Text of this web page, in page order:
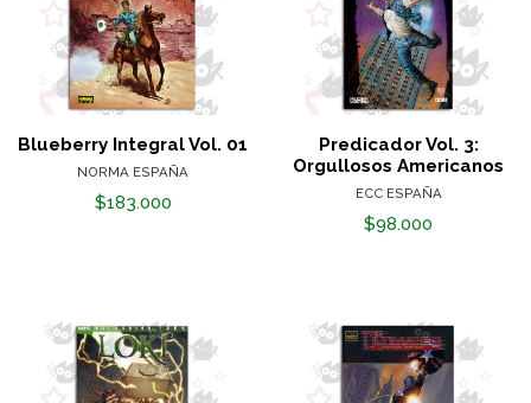
Blueberry Integral Vol. 01
NORMA ESPAÑA
$183.000
Predicador Vol. 3:
Orgullosos Americanos
ECC ESPAÑA
$98.000